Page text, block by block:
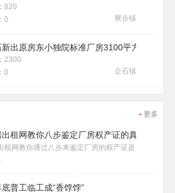
820
0 寮步镇
出原房东小独院标准厂房3100平方厂房出租
2300
0 企石镇
更多
租网教你八步鉴定厂房权产证的真假
租网教你通过八步来鉴定厂房的权产证是
普工临工成“香饽饽”